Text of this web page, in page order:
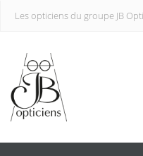
Les opticiens du groupe JB